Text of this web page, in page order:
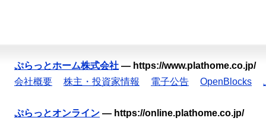
ぷらっとホーム株式会社 — https://www.plathome.co.jp/
会社概要
株主・投資家情報 電子公告 OpenBlocks
ぷらっとオンライン — https://online.plathome.co.jp/